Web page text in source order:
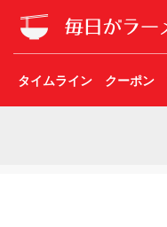
タイムライン クーポン